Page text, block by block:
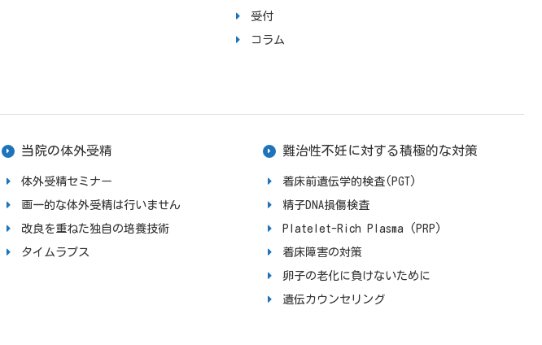
受付
コラム
当院の体外受精
体外受精セミナー
画一的な体外受精は行いません
改良を重ねた独自の培養技術
タイムラプス
難治性不妊に対する積極的な対策
着床前遺伝学的検査(PGT)
精子DNA損傷検査
Platelet-Rich Plasma (PRP)
着床障害の対策
卵子の老化に負けないために
遺伝カウンセリング